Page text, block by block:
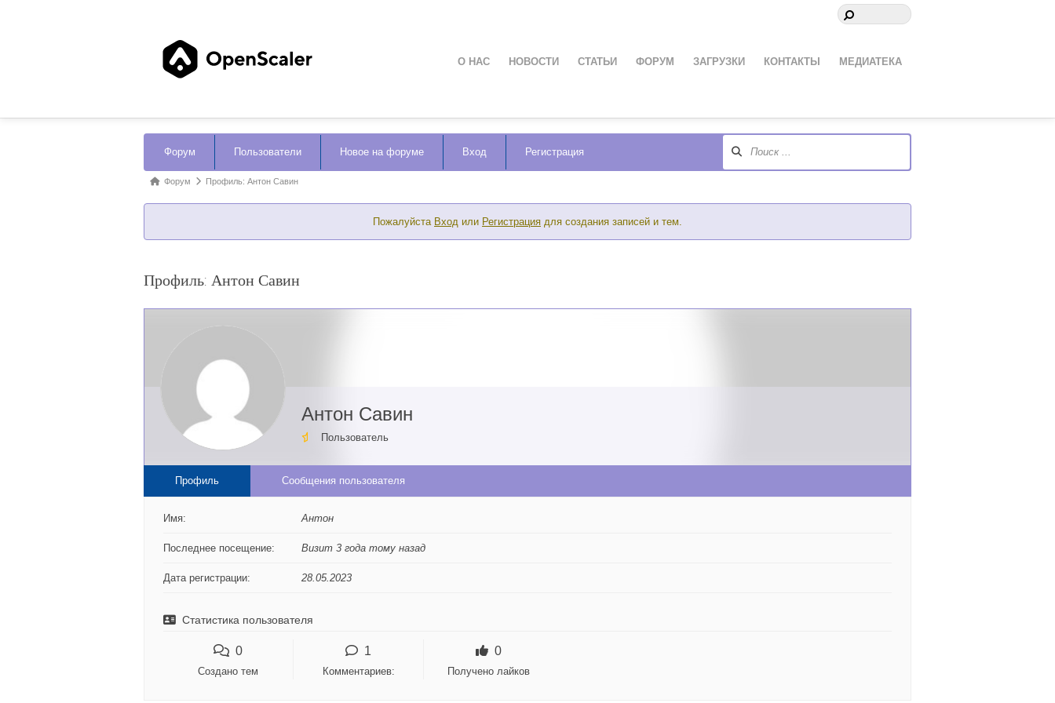
О НАС НОВОСТИ СТАТЬИ ФОРУМ ЗАГРУЗКИ КОНТАКТЫ МЕДИАТЕКА
Форума
Форум Пользователи Новое на форуме Вход Регистрация
Форум
Вы
Форум Профиль: Антон Савин
Пожалуйста Вход или Регистрация для создания записей и тем.
Профиль: Антон Савин
Антон Савин
Пользователь
Профиль Сообщения пользователя
Имя: Антон
Последнее посещение: Визит 3 года тому назад
Дата регистрации: 28.05.2023
Статистика пользователя
0
Создано тем
1
Комментариев:
0
Получено лайков